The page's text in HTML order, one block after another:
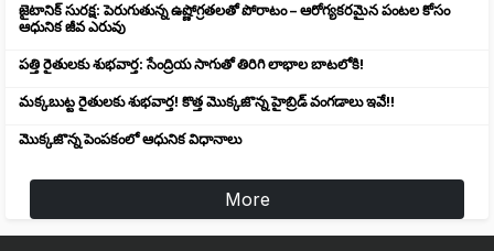
జైటానిక్ సురక్ష: పెరుగుతున్న ఉష్ణోగ్రతలతో పోరాటం – ఆరోగ్యకరమైన పంటల కోసం
ఆధునిక జీవ ఎరువు
పత్తి రైతులకు శుభవార్త: సేంద్రియ సాగుతో తిరిగి లాభాల బాటలోకి!
మక్కబుట్ట రైతులకు శుభవార్త! కొత్త మొక్కజొన్న హైబ్రిడ్ వంగడాలు ఇవే!!
మొక్కజొన్న పెంపకంలో ఆధునిక విధానాలు
More